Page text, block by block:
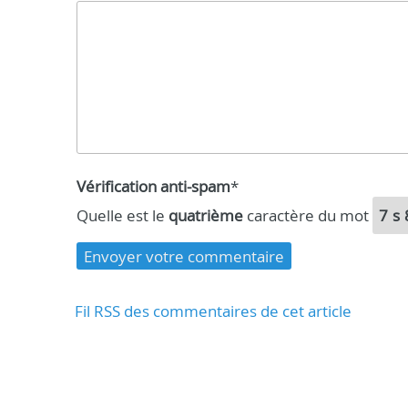
Vérification anti-spam*
Quelle est le quatrième caractère du mot
Fil RSS des commentaires de cet article